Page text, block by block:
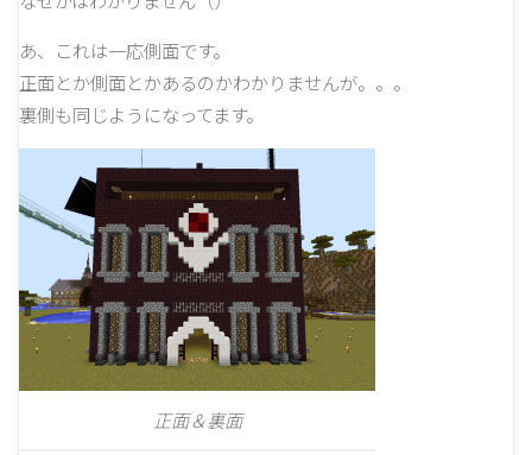
あ、これは一応側面です。
正面とか側面とかあるのかわかりませんが。。。
裏側も同じようになってます。
正面＆裏面